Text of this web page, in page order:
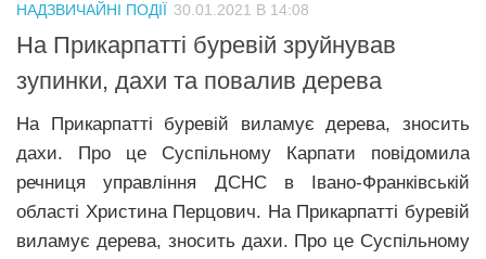
Суспільство
Шоу-біз
#Війна
НАДЗВИЧАЙНІ ПОДІЇ 30.01.2021 В 14:08
На Прикарпатті буревій зруйнував
зупинки, дахи та повалив дерева
На Прикарпатті буревій виламує дерева, зносить
дахи. Про це Суспільному Карпати повідомила
речниця управління ДСНС в Івано-Франківській
області Христина Перцович. На Прикарпатті буревій
виламує дерева, зносить дахи. Про це Суспільному